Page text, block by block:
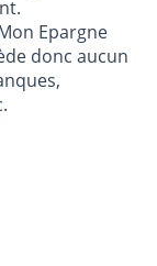
la
Epargne
donc aucun